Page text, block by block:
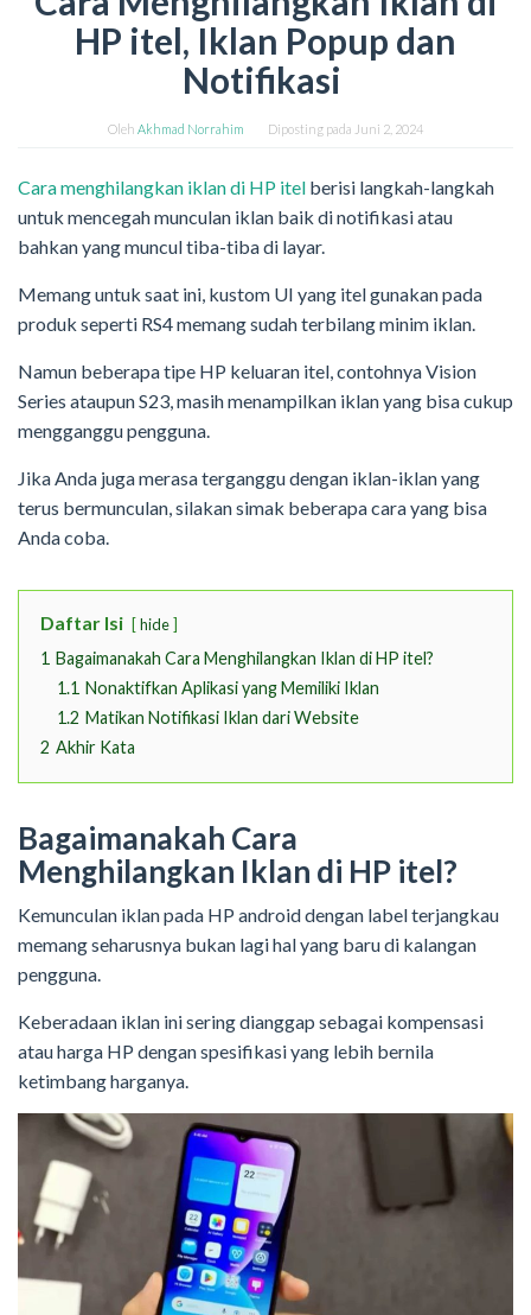
HP itel, Iklan Popup dan
Notifikasi
Oleh Akhmad Norrahim Diposting pada Juni 2, 2024
Cara menghilangkan iklan di HP itel berisi langkah-langkah
untuk mencegah munculan iklan baik di notifikasi atau
bahkan yang muncul tiba-tiba di layar.
Memang untuk saat ini, kustom UI yang itel gunakan pada
produk seperti RS4 memang sudah terbilang minim iklan.
Namun beberapa tipe HP keluaran itel, contohnya Vision
Series ataupun S23, masih menampilkan iklan yang bisa cukup
mengganggu pengguna.
Jika Anda juga merasa terganggu dengan iklan-iklan yang
terus bermunculan, silakan simak beberapa cara yang bisa
Anda coba.
Daftar Isi hide
1 Bagaimanakah Cara Menghilangkan Iklan di HP itel?
1.1 Nonaktifkan Aplikasi yang Memiliki Iklan
1.2 Matikan Notifikasi Iklan dari Website
2 Akhir Kata
Bagaimanakah Cara
Menghilangkan Iklan di HP itel?
Kemunculan iklan pada HP android dengan label terjangkau
memang seharusnya bukan lagi hal yang baru di kalangan
pengguna.
Keberadaan iklan ini sering dianggap sebagai kompensasi
atau harga HP dengan spesifikasi yang lebih bernila
ketimbang harganya.